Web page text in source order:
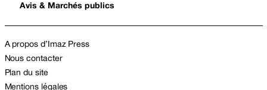
Avis & Marchés publics
A propos d’Imaz Press
Nous contacter
Plan du site
Mentions légales